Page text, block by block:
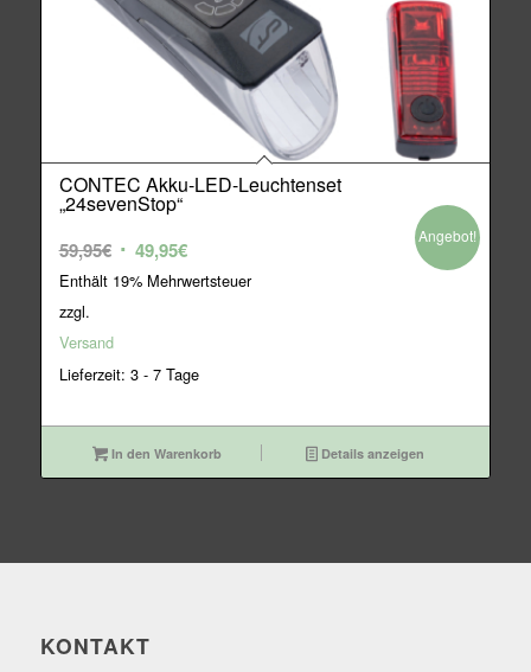
CONTEC Akku-LED-Leuchtenset
„24sevenStop“
59,95€ Ursprünglicher
Preis
49,95€Aktueller
Preis
Enthält 19% Mehrwertsteuer
zzgl.
Versand
Lieferzeit: 3 - 7 Tage
Angebot!
In den Warenkorb Details anzeigen
KONTAKT